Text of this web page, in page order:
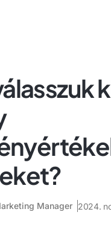
Manager 2024.